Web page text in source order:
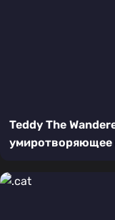
Teddy The
умиротворяющее